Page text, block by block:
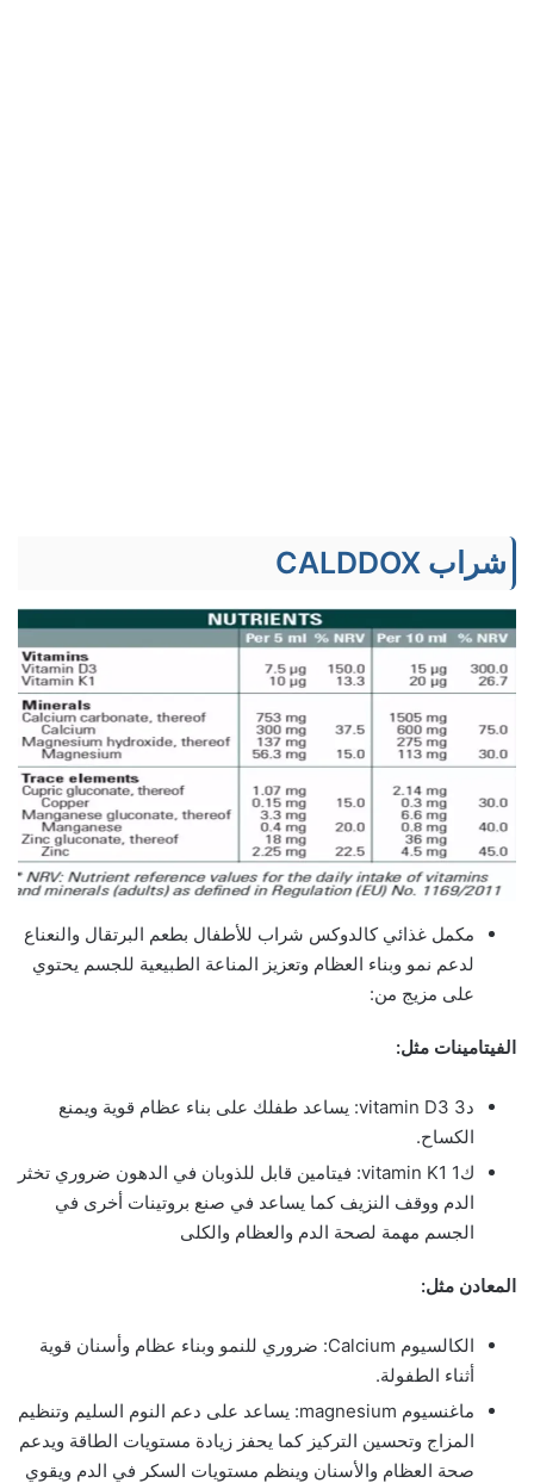
شراب CALDDOX
مكمل غذائي كالدوكس شراب للأطفال بطعم البرتقال والنعناع
لدعم نمو وبناء العظام وتعزيز المناعة الطبيعية للجسم يحتوي
على مزيج من:
الفيتامينات مثل:
د3 vitamin D3: يساعد طفلك على بناء عظام قوية ويمنع
الكساح.
ك1 vitamin K1: فيتامين قابل للذوبان في الدهون ضروري تخثر
الدم ووقف النزيف كما يساعد في صنع بروتينات أخرى في
الجسم مهمة لصحة الدم والعظام والكلى
المعادن مثل:
الكالسيوم Calcium: ضروري للنمو وبناء عظام وأسنان قوية
أثناء الطفولة.
ماغنسيوم magnesium: يساعد على دعم النوم السليم وتنظيم
المزاج وتحسين التركيز كما يحفز زيادة مستويات الطاقة ويدعم
صحة العظام والأسنان وينظم مستويات السكر في الدم ويقوي